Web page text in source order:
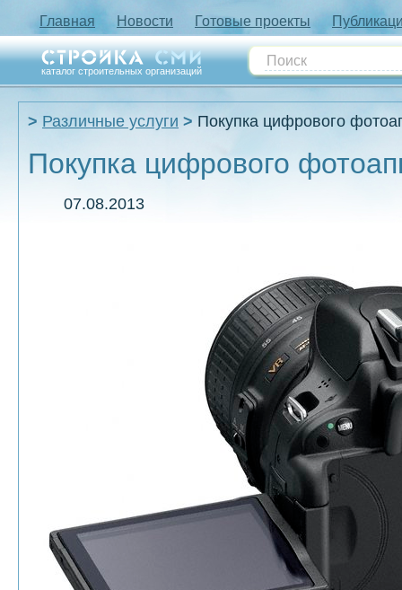
Главная Новости Готовые проекты
каталог строительных организаций
Различные услуги Покупка цифрового
Покупка цифрового
07.08.2013